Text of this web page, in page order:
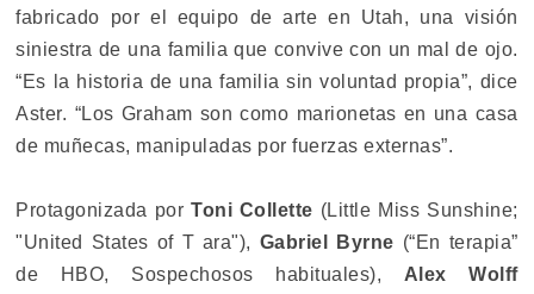
fabricado por el equipo de arte en Utah, una visión
siniestra de una familia que convive con un mal de ojo.
“Es la historia de una familia sin voluntad propia”, dice
Aster. “Los Graham son como marionetas en una casa
de muñecas, manipuladas por fuerzas externas”.
Protagonizada porToni Collette (Little Miss Sunshine;
"United States of T ara"), Gabriel Byrne (“En terapia”
de HBO, Sospechosos habituales), Alex Wolff